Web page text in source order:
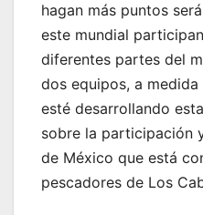
hagan más puntos
este mundial
diferentes partes del
dos equipos, a
esté desarrollando
sobre la participación
de México que está
pescadores de Los